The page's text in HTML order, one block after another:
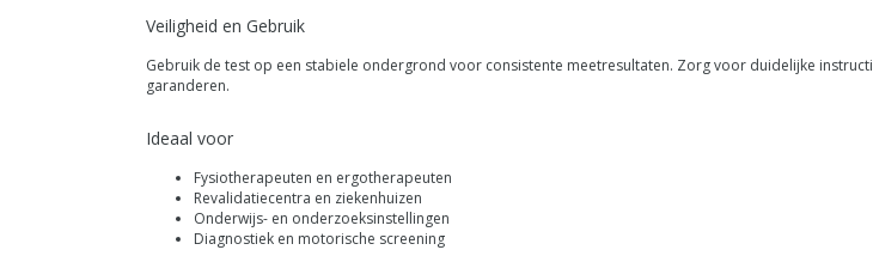
Veiligheid en Gebruik
Gebruik de test op een stabiele ondergrond voor consistente meetresultaten. Zorg voor duidelijke
garanderen.
Ideaal voor
Fysiotherapeuten en ergotherapeuten
Revalidatiecentra en ziekenhuizen
Onderwijs- en onderzoeksinstellingen
Diagnostiek en motorische screening